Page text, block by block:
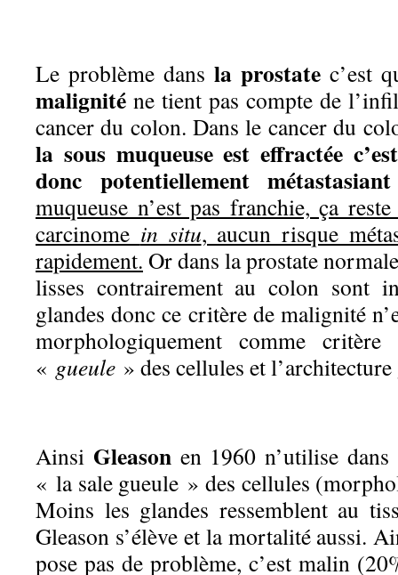
Le problème dans la prostate c’est
malignité ne tient pas compte de
cancer du colon. Dans le cancer du
la sous muqueuse est effractée
donc potentiellement métastasiant
muqueuse n’est pas franchie, ça
carcinome in situ, aucun risque
rapidement. Or dans la prostate
lisses contrairement au colon sont
glandes donc ce critère de malignité
morphologiquement comme
« gueule » des cellules et
Ainsi Gleasonen 1960 n’utilise dans
« la sale gueule » des cellules
Moins les glandes ressemblent au
Gleason s’élève et la mortalité aussi.
pose pas de problème, c’est malin